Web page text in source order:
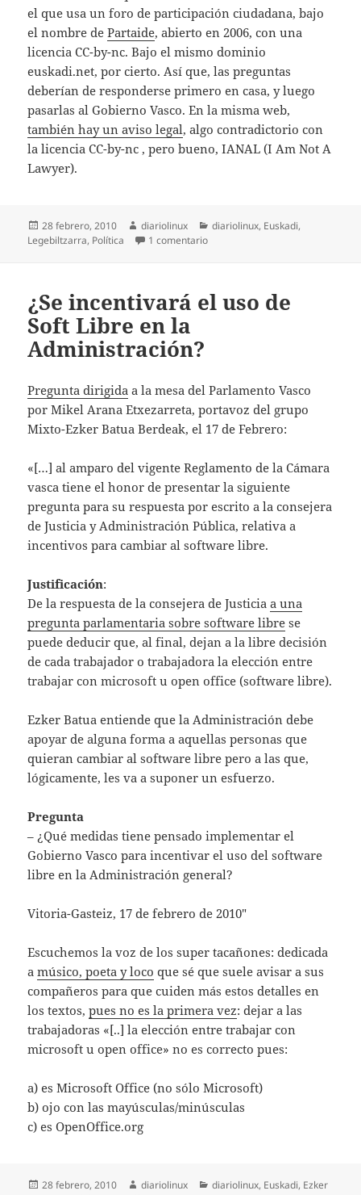
el que usa un foro de participación ciudadana, bajo
el nombre dePartaide, abierto en 2006, con una
licencia CC-by-nc. Bajo el mismo dominio
euskadi.net, por cierto. Así que, las preguntas
deberían de responderse primero en casa, y luego
pasarlas al Gobierno Vasco. En la misma web,
también hay un aviso legal, algo contradictorio con
la licencia CC-by-nc , pero bueno, IANAL (I Am Not A
Lawyer).
Publicado
el
28 febrero, 2010 Autor
diariolinux Categorías
diariolinux, Euskadi,
Legebiltzarra, Política 1 comentarioen Sobre avisos legales y licencias
¿Se incentivará el uso de
Soft Libre en la
Administración?
Pregunta dirigida a la mesa del Parlamento Vasco
por Mikel Arana Etxezarreta, portavoz del grupo
Mixto-Ezker Batua Berdeak, el 17 de Febrero:
«[…] al amparo del vigente Reglamento de la Cámara
vasca tiene el honor de presentar la siguiente
pregunta para su respuesta por escrito a la consejera
de Justicia y Administración Pública, relativa a
incentivos para cambiar al software libre.
Justificación:
De la respuesta de la consejera de Justiciaa una
pregunta parlamentaria sobre software libre se
puede deducir que, al final, dejan a la libre decisión
de cada trabajador o trabajadora la elección entre
trabajar con microsoft u open office (software libre).
Ezker Batua entiende que la Administración debe
apoyar de alguna forma a aquellas personas que
quieran cambiar al software libre pero a las que,
lógicamente, les va a suponer un esfuerzo.
Pregunta
– ¿Qué medidas tiene pensado implementar el
Gobierno Vasco para incentivar el uso del software
libre en la Administración general?
Vitoria-Gasteiz, 17 de febrero de 2010″
Escuchemos la voz de los super tacañones: dedicada
amúsico, poeta y loco que sé que suele avisar a sus
compañeros para que cuiden más estos detalles en
los textos,pues no es la primera vez: dejar a las
trabajadoras «[..] la elección entre trabajar con
microsoft u open office» no es correcto pues:
a) es Microsoft Office (no sólo Microsoft)
b) ojo con las mayúsculas/minúsculas
c) es OpenOffice.org
Publicado
28 febrero, 2010 Autor
diariolinux Categorías
diariolinux, Euskadi, Ezker